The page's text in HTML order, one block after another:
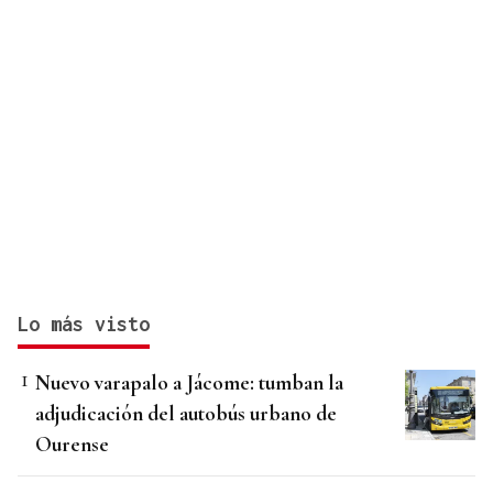
Lo más visto
Nuevo varapalo a Jácome: tumban la
adjudicación del autobús urbano de
Ourense